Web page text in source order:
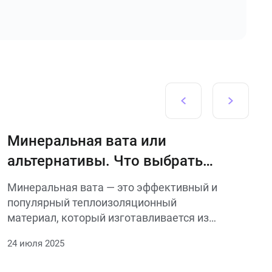
Минеральная вата или
альтернативы. Что выбрать
для разных нужд и объектов
Минеральная вата — это эффективный и
популярный теплоизоляционный
материал, который изготавливается из
металлургических шлаков. Обладает
24 июля 2025